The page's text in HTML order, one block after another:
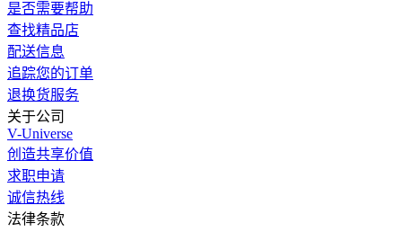
是否需要帮助
查找精品店
配送信息
追踪您的订单
退换货服务
关于公司
V-Universe
创造共享价值
求职申请
诚信热线
法律条款